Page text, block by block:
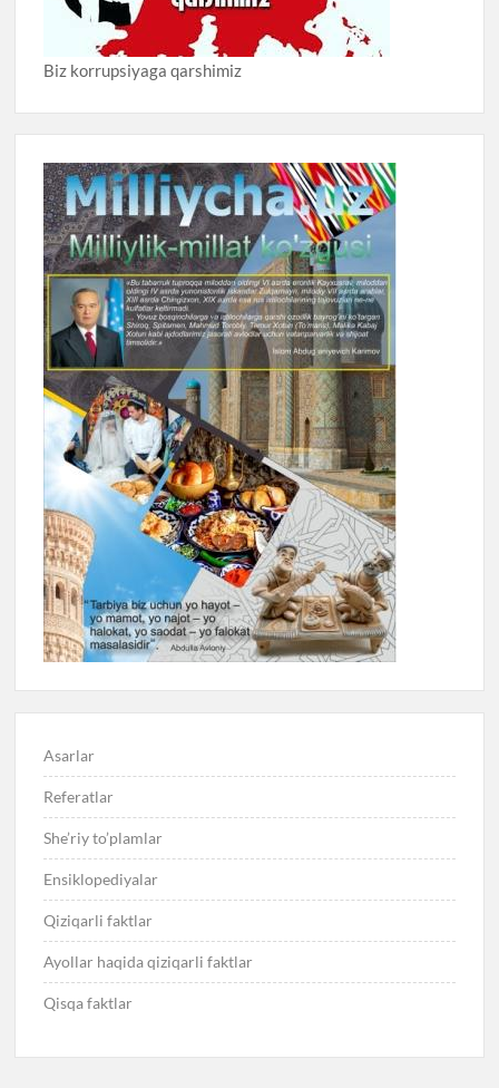
Biz korrupsiyaga qarshimiz
Asarlar
Referatlar
She’riy to’plamlar
Ensiklopediyalar
Qiziqarli faktlar
Ayollar haqida qiziqarli faktlar
Qisqa faktlar